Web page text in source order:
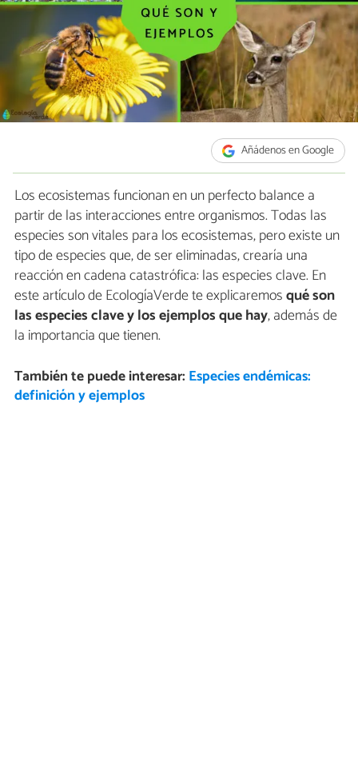
Añádenos en Google
Los ecosistemas funcionan en un perfecto balance a
partir de las interacciones entre organismos. Todas las
especies son vitales para los ecosistemas, pero existe un
tipo de especies que, de ser eliminadas, crearía una
reacción en cadena catastrófica: las especies clave. En
este artículo de EcologíaVerde te explicaremosqué son
las especies clave y los ejemplos que hay, además de
la importancia que tienen.
También te puede interesar: Especies endémicas:
definición y ejemplos